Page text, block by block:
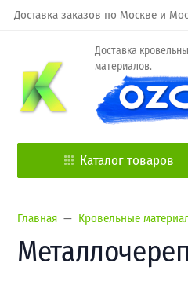
Доставка заказов по Москве и
Доставка
материалов.
Каталог товаров
Главная Кровельные